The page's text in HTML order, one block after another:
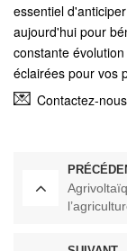
essentiel
aujourd'hui pour
constante
éclairées pour vos
💌 Contactez-nous